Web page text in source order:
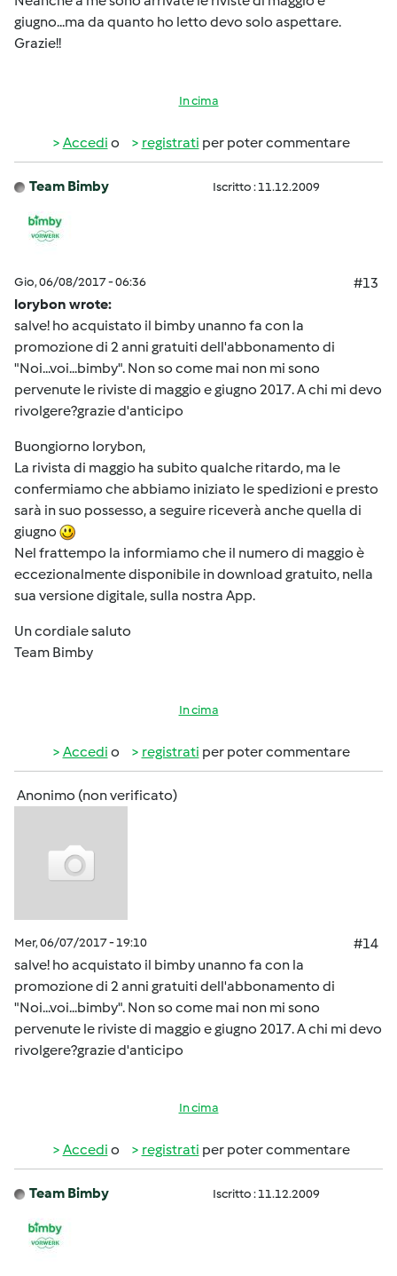
giugno...ma da quanto ho letto devo solo aspettare.
Grazie!!
In cima
Accedi o registrati per poter commentare
Team Bimby Iscritto : 11.12.2009
Gio, 06/08/2017 - 06:36
#13
lorybon wrote:
salve! ho acquistato il bimby unanno fa con la
promozione di 2 anni gratuiti dell'abbonamento di
"Noi...voi...bimby". Non so come mai non mi sono
pervenute le riviste di maggio e giugno 2017. A chi mi devo
rivolgere?grazie d'anticipo
Buongiorno lorybon,
La rivista di maggio ha subito qualche ritardo, ma le
confermiamo che abbiamo iniziato le spedizioni e presto
sarà in suo possesso, a seguire riceverà anche quella di
giugno
Nel frattempo la informiamo che il numero di maggio è
eccezionalmente disponibile in download gratuito, nella
sua versione digitale, sulla nostra App.
Un cordiale saluto
Team Bimby
In cima
Accedi o registrati per poter commentare
Anonimo (non verificato)
Mer, 06/07/2017 - 19:10
#14
salve! ho acquistato il bimby unanno fa con la
promozione di 2 anni gratuiti dell'abbonamento di
"Noi...voi...bimby". Non so come mai non mi sono
pervenute le riviste di maggio e giugno 2017. A chi mi devo
rivolgere?grazie d'anticipo
In cima
Accedi o registrati per poter commentare
Team Bimby Iscritto : 11.12.2009